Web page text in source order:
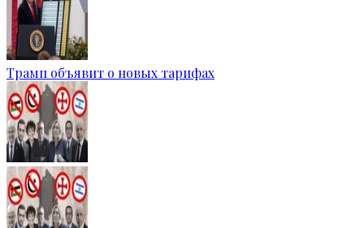
Трамп объявит о новых тарифах